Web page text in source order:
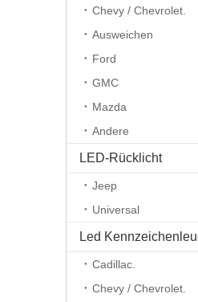
Chevy / Chevrolet.
Ausweichen
Ford
GMC
Mazda
Andere
LED-Rücklicht
Jeep
Universal
Led
Cadillac.
Chevy / Chevrolet.